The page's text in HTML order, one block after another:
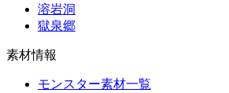
溶岩洞
獄泉郷
素材情報
モンスター素材一覧